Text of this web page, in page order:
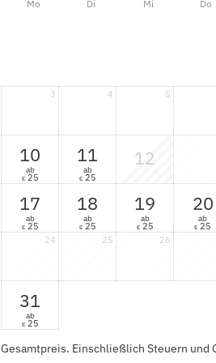
Mo Di Mi Do
3 4 5
10
ab
€ 25
11
ab
€ 25
12
17
ab
€ 25
18
ab
€ 25
19
ab
€ 25
20
ab
€ 25
24 25 26
31
ab
€ 25
Gesamtpreis. Einschließlich Steuern und